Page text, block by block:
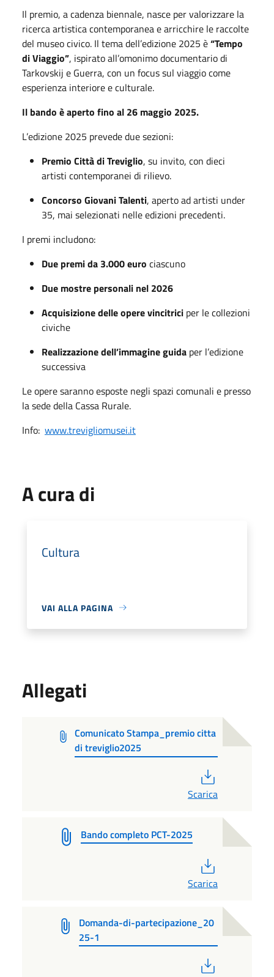
Il premio, a cadenza biennale, nasce per valorizzare la
ricerca artistica contemporanea e arricchire le raccolte
del museo civico. Il tema dell’edizione 2025 è“Tempo
di Viaggio”, ispirato all’omonimo documentario di
Tarkovskij e Guerra, con un focus sul viaggio come
esperienza interiore e culturale.
Il bando è aperto fino al 26 maggio 2025.
L’edizione 2025 prevede due sezioni:
Premio Città di Treviglio, su invito, con dieci
artisti contemporanei di rilievo.
Concorso Giovani Talenti, aperto ad artisti under
35, mai selezionati nelle edizioni precedenti.
I premi includono:
Due premi da 3.000 euro ciascuno
Due mostre personali nel 2026
Acquisizione delle opere vincitrici per le collezioni
civiche
Realizzazione dell’immagine guida per l’edizione
successiva
Le opere saranno esposte negli spazi comunali e presso
la sede della Cassa Rurale.
Info: www.trevigliomusei.it
A cura di
Cultura
VAI ALLA PAGINA
Allegati
Comunicato Stampa_premio citta
di treviglio2025
Scarica
Bando completo PCT-2025
Scarica
Domanda-di-partecipazione_20
25-1